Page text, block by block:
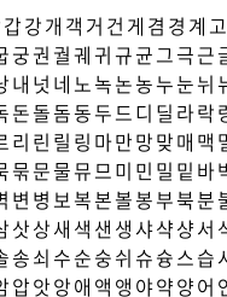
갑강개 객 거 건 게 겸 경 계 고
궁권 궐궤귀규균그극근
내 넛 네 노녹논농누눈뉘
돈돌돔동두드디 딜 라락
리 린 릴 링 마만망맞매 맥
묶문물뮤므미 민 밀 밑 바
변 병 보복본볼봉부북분
삿상새 색 샌 생샤샥샹서
송쇠수순숭쉬슈슝스습
압앗앙애 액 앵 야약양어